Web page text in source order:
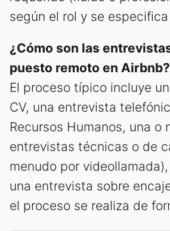
según el rol y se
¿Cómo son las
puesto remoto en Airbnb?
El proceso típico incluye
CV, una entrevista
Recursos Humanos, una o
entrevistas técnicas o de
menudo por
una entrevista sobre
el proceso se realiza de